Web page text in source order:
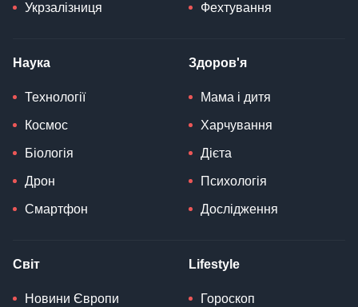
Укрзалізниця Фехтування
Наука
Технології
Космос
Біологія
Дрон
Смартфон
Здоров'я
Мама і дитя
Харчування
Дієта
Психологія
Дослідження
Світ
Новини Європи
Lifestyle
Гороскоп